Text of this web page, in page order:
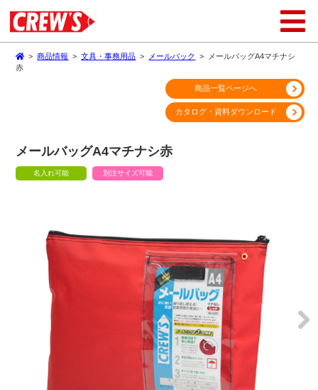
>商品情報 >文具・事務用品 > メールバック >
メールバッグA4マチナシ
赤
メールバッグA4マチナシ赤
名入れ可能 別注サイズ可能
商品一覧ページへ
カタログ・資料ダウンロード